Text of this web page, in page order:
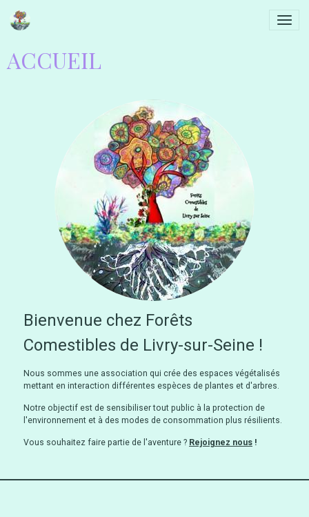
ACCUEIL
Bienvenue chez Forêts
Comestibles de Livry-sur-Seine !
Nous sommes une association qui crée des espaces végétalisés
mettant en interaction différentes espèces de plantes et d'arbres.
Notre objectif est de sensibiliser tout public à la protection de
l'environnement et à des modes de consommation plus résilients.
Vous souhaitez faire partie de l'aventure ? Rejoignez nous !